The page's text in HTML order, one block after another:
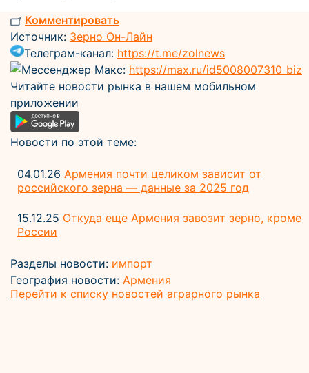
Комментировать
Источник: Зерно Он-Лайн
Телеграм-канал: https://t.me/zolnews
Мессенджер Макс: https://max.ru/id5008007310_biz
Читайте новости рынка в нашем мобильном
приложении
Новости по этой теме:
04.01.26 Армения почти целиком зависит от
российского зерна — данные за 2025 год
15.12.25 Откуда еще Армения завозит зерно, кроме
России
Разделы новости: импорт
География новости: Армения
Перейти к списку новостей аграрного рынка